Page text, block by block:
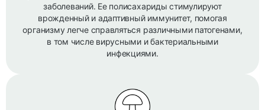
заболеваний. Ее полисахариды стимулируют
врожденный и адаптивный иммунитет, помогая
организму легче справляться различными патогенами,
в том числе вирусными и бактериальными
инфекциями.